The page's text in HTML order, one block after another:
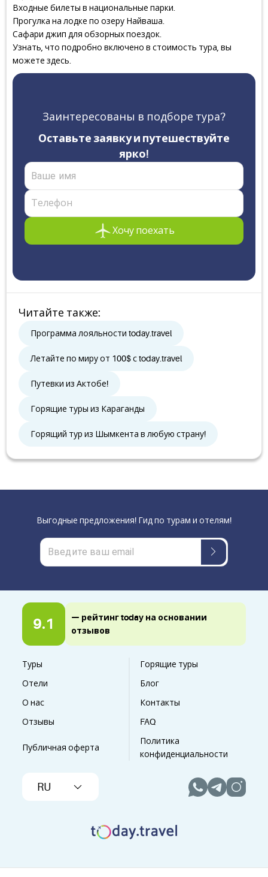
Входные билеты в национальные парки.
Прогулка на лодке по озеру Найваша.
Сафари джип для обзорных поездок.
Узнать, что подробно включено в стоимость тура, вы
можете здесь.
Заинтересованы в подборе тура?
Оставьте заявку и путешествуйте
ярко!
Хочу поехать
Читайте также:
Программа лояльности today.travel
Летайте по миру от 100$ с today.travel
Путевки из Актобе!
Горящие туры из Караганды
Горящий тур из Шымкента в любую страну!
9.1
— рейтинг today на основании
отзывов
Туры
Горящие туры
Отели
Блог
О нас
Контакты
Отзывы
FAQ
Публичная оферта
Политика
конфиденциальности
RU
Выгодные предложения! Гид по турам и отелям!